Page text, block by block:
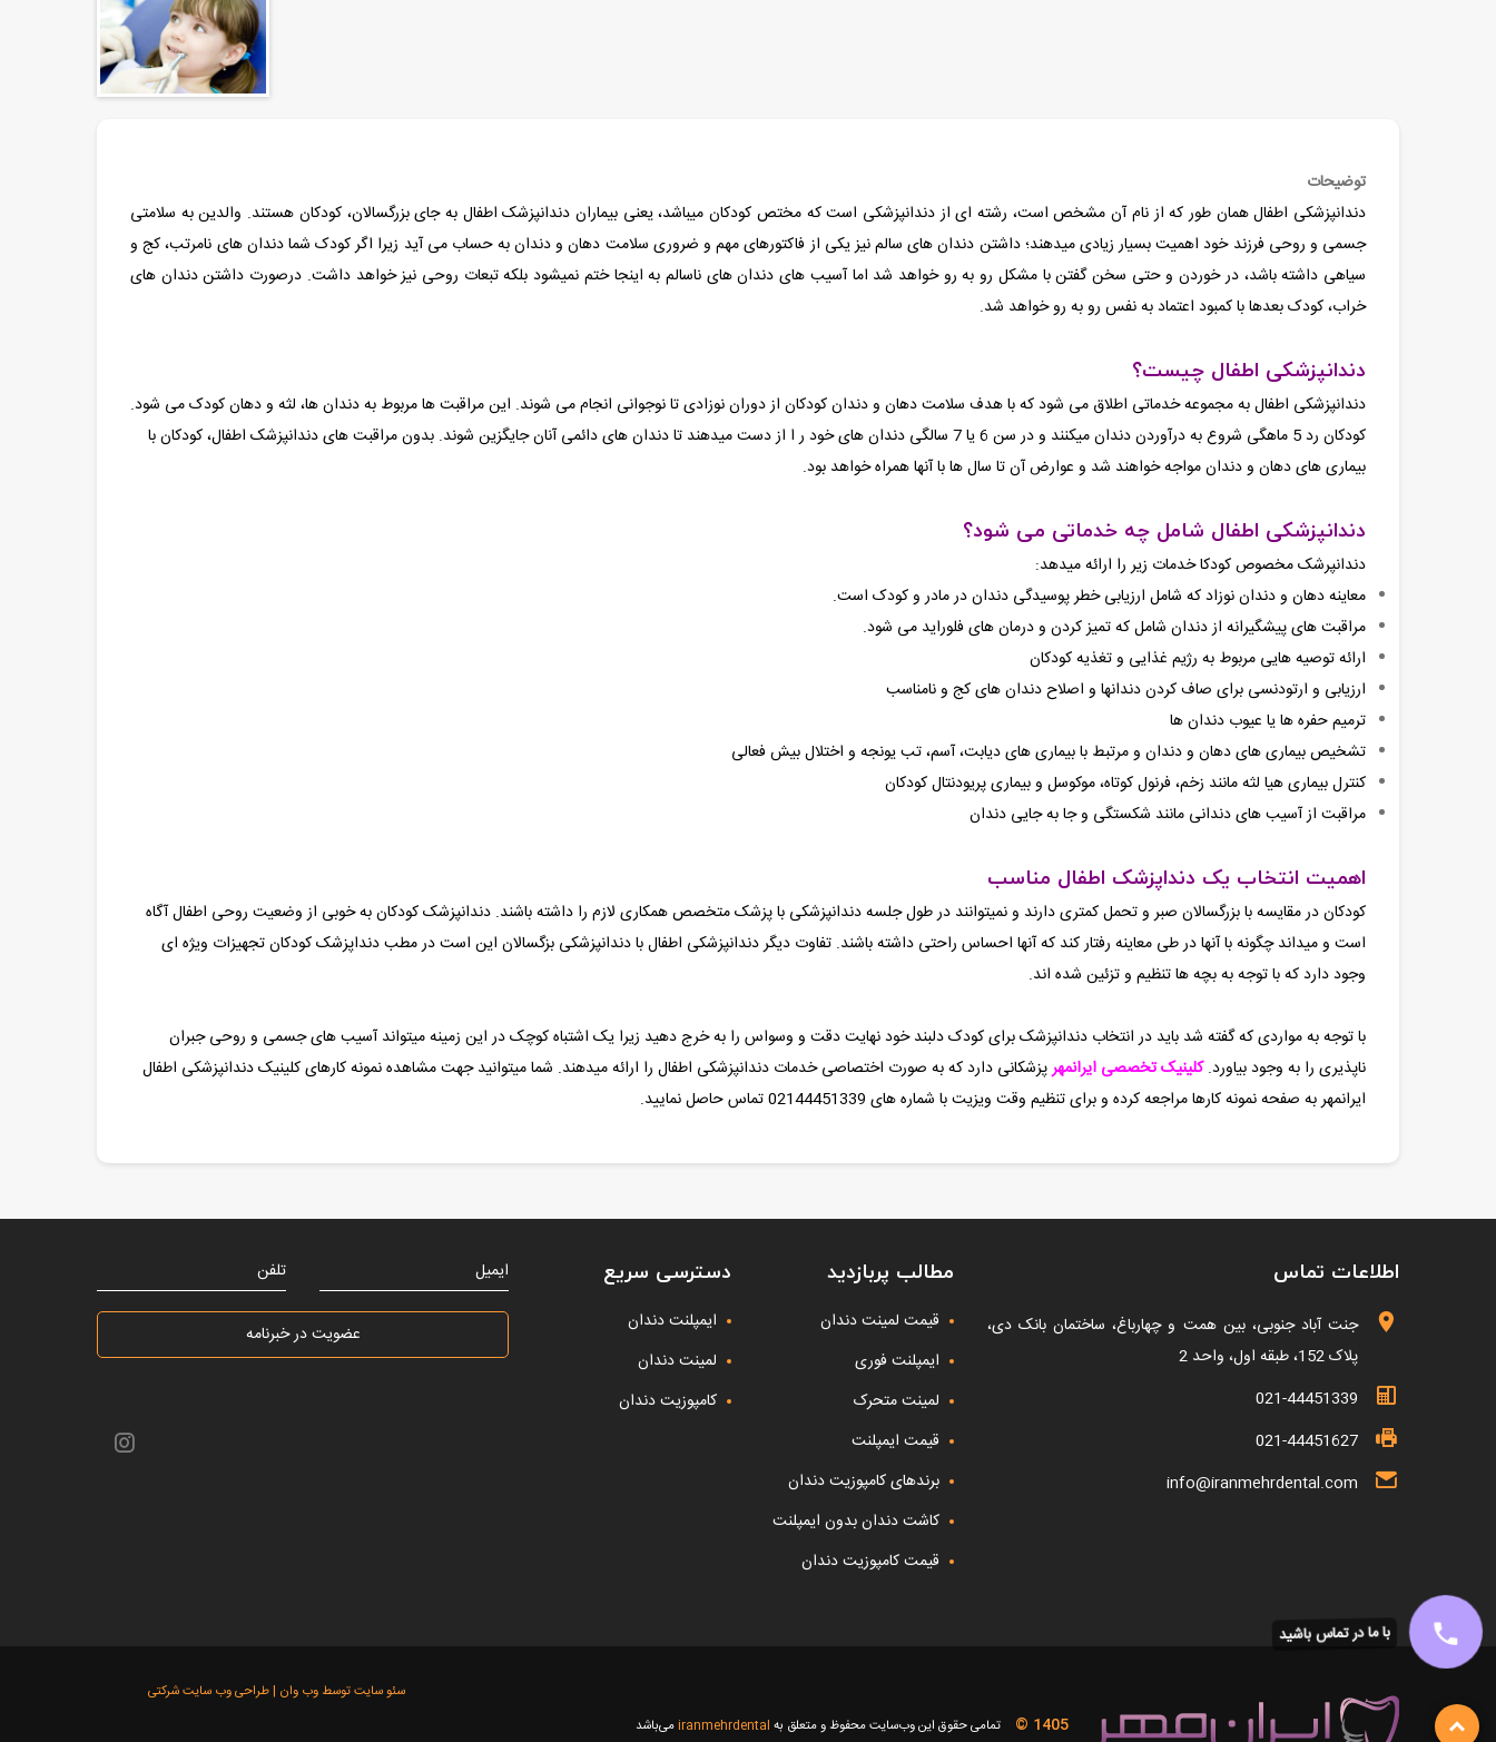
توضیحات
دندانپزشکی اطفال همان طور که از نام آن مشخص است، رشته ای از دندانپزشکی است که مختص کودکان میباشد، یعنی بیماران دندانپزشک اطفال به جای بزرگسالان، کودکان هستند. والدین به سلامتی
جسمی و روحی فرزند خود اهمیت بسیار زیادی میدهند؛ داشتن دندان های سالم نیز یکی از فاکتورهای مهم و ضروری سلامت دهان و دندان به حساب می آید زیرا اگر کودک شما دندان های نامرتب، کج و
سیاهی داشته باشد، در خوردن و حتی سخن گفتن با مشکل رو به رو خواهد شد اما آسیب های دندان های ناسالم به اینجا ختم نمیشود بلکه تبعات روحی نیز خواهد داشت. درصورت داشتن دندان های
خراب، کودک بعدها با کمبود اعتماد به نفس رو به رو خواهد شد.
دندانپزشکی اطفال چیست؟
دندانپزشکی اطفال به مجموعه خدماتی اطلاق می شود که با هدف سلامت دهان و دندان کودکان از دوران نوزادی تا نوجوانی انجام می شوند. این مراقبت ها مربوط به دندان ها، لثه و دهان کودک می شود.
کودکان رد 5 ماهگی شروع به درآوردن دندان میکنند و در سن 6 یا 7 سالگی دندان های خود ر ا از دست میدهند تا دندان های دائمی آنان جایگزین شوند. بدون مراقبت های دندانپزشک اطفال، کودکان با
بیماری های دهان و دندان مواجه خواهند شد و عوارض آن تا سال ها با آنها همراه خواهد بود.
دندانپزشکی اطفال شامل چه خدماتی می شود؟
دندانپرشک مخصوص کودکا خدمات زیر را ارائه میدهد:
معاینه دهان و دندان نوزاد که شامل ارزیابی خطر پوسیدگی دندان در مادر و کودک است.
مراقبت های پیشگیرانه از دندان شامل که تمیز کردن و درمان های فلوراید می شود.
ارائه توصیه هایی مربوط به رژیم غذایی و تغذیه کودکان
ارزیابی و ارتودنسی برای صاف کردن دندانها و اصلاح دندان های کج و نامناسب
ترمیم حفره ها یا عیوب دندان ها
تشخیص بیماری های دهان و دندان و مرتبط با بیماری های دیابت، آسم، تب یونجه و اختلال بیش فعالی
کنترل بیماری هیا لثه مانند زخم، فرنول کوتاه، موکوسل و بیماری پریودنتال کودکان
مراقبت از آسیب های دندانی مانند شکستگی و جا به جایی دندان
اهمیت انتخاب یک دنداپزشک اطفال مناسب
کودکان در مقایسه با بزرگسالان صبر و تحمل کمتری دارند و نمیتوانند در طول جلسه دندانپزشکی با پزشک متخصص همکاری لازم را داشته باشند. دندانپزشک کودکان به خوبی از وضعیت روحی اطفال آگاه
است و میداند چگونه با آنها در طی معاینه رفتار کند که آنها احساس راحتی داشته باشند. تفاوت دیگر دندانپزشکی اطفال با دندانپزشکی بزگسالان این است در مطب دنداپزشک کودکان تجهیزات ویژه ای
وجود دارد که با توجه به بچه ها تنظیم و تزئین شده اند.
با توجه به مواردی که گفته شد باید در انتخاب دندانپزشک برای کودک دلبند خود نهایت دقت و وسواس را به خرج دهید زیرا یک اشتباه کوچک در این زمینه میتواند آسیب های جسمی و روحی جبران
ناپذیری را به وجود بیاورد.کلینیک تخصصی ایرانمهرپزشکانی دارد که به صورت اختصاصی خدمات دندانپزشکی اطفال را ارائه میدهند. شما میتوانید جهت مشاهده نمونه کارهای کلینیک دندانپزشکی اطفال
ایرانمهر به صفحه نمونه کارها مراجعه کرده و برای تنظیم وقت ویزیت با شماره های 02144451339 تماس حاصل نمایید.
اطلاعات تماس
جنت آباد جنوبی، بین همت و چهارباغ، ساختمان بانک دی،
پلاک 152، طبقه اول، واحد 2
021-44451339
021-44451627
info@iranmehrdental.com
مطالب پربازدید
قیمت لمینت دندان
ایمپلنت فوری
لمینت متحرک
قیمت ایمپلنت
برندهای کامپوزیت دندان
کاشت دندان بدون ایمپلنت
قیمت کامپوزیت دندان
دسترسی سریع
ایمپلنت دندان
لمینت دندان
کامپوزیت دندان
ایمیل تلفن
عضویت در خبرنامه
© 1405 تمامی حقوق این وب‌سایت محفوظ و متعلق به iranmehrdentalمی‌باشد
سئو سایت توسط وب وان |طراحی وب سایت شرکتی
با ما در تماس باشید